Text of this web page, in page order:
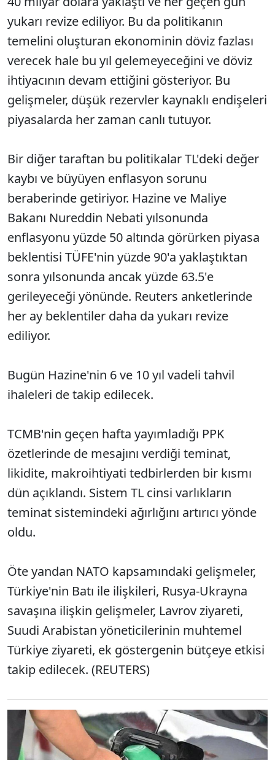
yukarı revize ediliyor. Bu da politikanın
temelini oluşturan ekonominin döviz fazlası
verecek hale bu yıl gelemeyeceğini ve döviz
ihtiyacının devam ettiğini gösteriyor. Bu
gelişmeler, düşük rezervler kaynaklı endişeleri
piyasalarda her zaman canlı tutuyor.
Bir diğer taraftan bu politikalar TL'deki değer
kaybı ve büyüyen enflasyon sorunu
beraberinde getiriyor. Hazine ve Maliye
Bakanı Nureddin Nebati yılsonunda
enflasyonu yüzde 50 altında görürken piyasa
beklentisi TÜFE'nin yüzde 90'a yaklaştıktan
sonra yılsonunda ancak yüzde 63.5'e
gerileyeceği yönünde. Reuters anketlerinde
her ay beklentiler daha da yukarı revize
ediliyor.
Bugün Hazine'nin 6 ve 10 yıl vadeli tahvil
ihaleleri de takip edilecek.
TCMB'nin geçen hafta yayımladığı PPK
özetlerinde de mesajını verdiği teminat,
likidite, makroihtiyati tedbirlerden bir kısmı
dün açıklandı. Sistem TL cinsi varlıkların
teminat sistemindeki ağırlığını artırıcı yönde
oldu.
Öte yandan NATO kapsamındaki gelişmeler,
Türkiye'nin Batı ile ilişkileri, Rusya-Ukrayna
savaşına ilişkin gelişmeler, Lavrov ziyareti,
Suudi Arabistan yöneticilerinin muhtemel
Türkiye ziyareti, ek göstergenin bütçeye etkisi
takip edilecek. (REUTERS)